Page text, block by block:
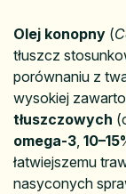
Olej konopny (
tłuszcz
porównaniu z
wysokiej
tłuszczowych
omega-3
łatwiejszemu
nasyconych